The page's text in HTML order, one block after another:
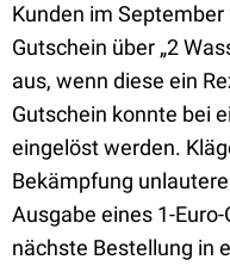
Kunden im
Gutschein über „2
aus, wenn diese ein
Gutschein konnte bei
eingelöst werden.
Bekämpfung
Ausgabe eines 1-
nächste Bestellung in